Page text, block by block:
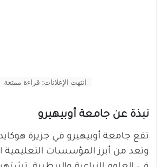
انتهت الإعلانات: قراءة ممتعة
نبذة عن جامعة أوبيهيرو
تقع جامعة أوبيهيرو في جزيرة هوكايدو
وتعد من أبرز المؤسسات